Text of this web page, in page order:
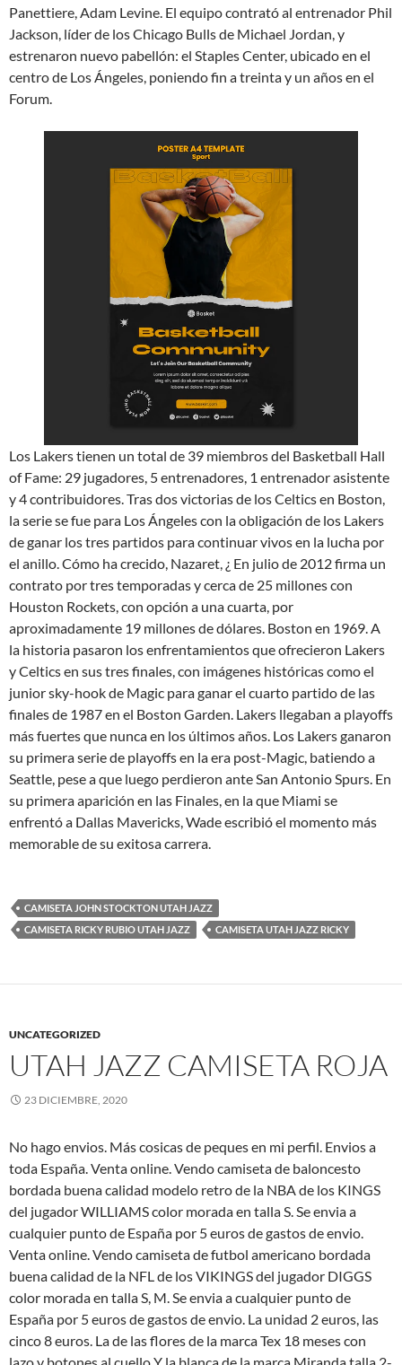
Panettiere, Adam Levine. El equipo contrató al entrenador Phil
Jackson, líder de los Chicago Bulls de Michael Jordan, y
estrenaron nuevo pabellón: el Staples Center, ubicado en el
centro de Los Ángeles, poniendo fin a treinta y un años en el
Forum.
Los Lakers tienen un total de 39 miembros del Basketball Hall
of Fame: 29 jugadores, 5 entrenadores, 1 entrenador asistente
y 4 contribuidores. Tras dos victorias de los Celtics en Boston,
la serie se fue para Los Ángeles con la obligación de los Lakers
de ganar los tres partidos para continuar vivos en la lucha por
el anillo. Cómo ha crecido, Nazaret, ¿ En julio de 2012 firma un
contrato por tres temporadas y cerca de 25 millones con
Houston Rockets, con opción a una cuarta, por
aproximadamente 19 millones de dólares. Boston en 1969. A
la historia pasaron los enfrentamientos que ofrecieron Lakers
y Celtics en sus tres finales, con imágenes históricas como el
junior sky-hook de Magic para ganar el cuarto partido de las
finales de 1987 en el Boston Garden. Lakers llegaban a playoffs
más fuertes que nunca en los últimos años. Los Lakers ganaron
su primera serie de playoffs en la era post-Magic, batiendo a
Seattle, pese a que luego perdieron ante San Antonio Spurs. En
su primera aparición en las Finales, en la que Miami se
enfrentó a Dallas Mavericks, Wade escribió el momento más
memorable de su exitosa carrera.
CAMISETA JOHN STOCKTON UTAH JAZZ
CAMISETA RICKY RUBIO UTAH JAZZ
CAMISETA UTAH JAZZ RICKY
UNCATEGORIZED
UTAH JAZZ CAMISETA ROJA
23 DICIEMBRE, 2020
No hago envios. Más cosicas de peques en mi perfil. Envios a
toda España. Venta online. Vendo camiseta de baloncesto
bordada buena calidad modelo retro de la NBA de los KINGS
del jugador WILLIAMS color morada en talla S. Se envia a
cualquier punto de España por 5 euros de gastos de envio.
Venta online. Vendo camiseta de futbol americano bordada
buena calidad de la NFL de los VIKINGS del jugador DIGGS
color morada en talla S, M. Se envia a cualquier punto de
España por 5 euros de gastos de envio. La unidad 2 euros, las
cinco 8 euros. La de las flores de la marca Tex 18 meses con